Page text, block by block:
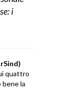
i
quattro
bene la